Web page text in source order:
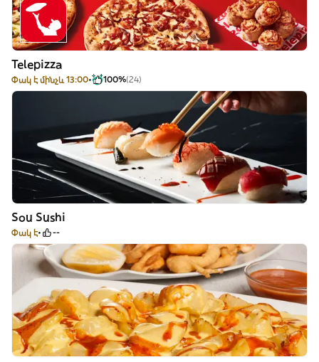
Telepizza
Փակ է մինչև 13:00 100%(24)
Sou Sushi
Փակ է --